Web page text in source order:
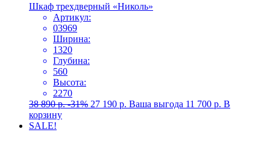
Шкаф трехдверный «Николь»
Артикул:
03969
Ширина:
1320
Глубина:
560
Высота:
2270
38 890р. -31% 27 190 р. Ваша выгода 11 700 р. В
корзину
SALE!